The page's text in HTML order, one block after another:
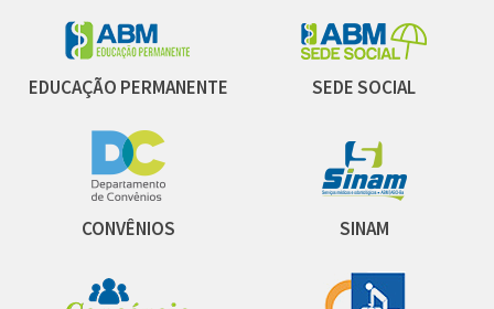
EDUCAÇÃO PERMANENTE SEDE SOCIAL
CONVÊNIOS SINAM